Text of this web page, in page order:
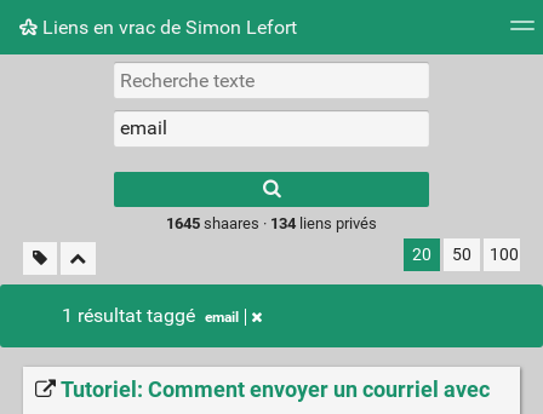
Liens en vrac de Simon Lefort
Nuage de tags Mur d'images
results.
1645shaares · 134liens privés
20 50 100
1 résultat taggé email
Tutoriel: Comment envoyer un courriel avec